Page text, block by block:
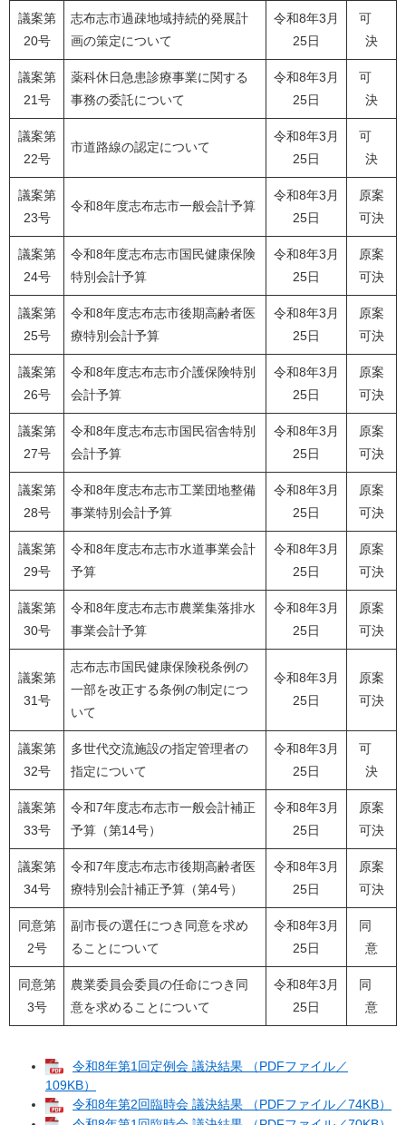
議案第
20号
志布志市過疎地域持続的発展計
画の策定について
令和8年3月
25日
可
決
議案第
21号
薬科休日急患診療事業に関する
事務の委託について
令和8年3月
25日
可
決
議案第
22号
市道路線の認定について
令和8年3月
25日
可
決
議案第
23号
令和8年度志布志市一般会計予算
令和8年3月
25日
原案
可決
議案第
24号
令和8年度志布志市国民健康保険
特別会計予算
令和8年3月
25日
原案
可決
議案第
25号
令和8年度志布志市後期高齢者医
療特別会計予算
令和8年3月
25日
原案
可決
議案第
26号
令和8年度志布志市介護保険特別
会計予算
令和8年3月
25日
原案
可決
議案第
27号
令和8年度志布志市国民宿舎特別
会計予算
令和8年3月
25日
原案
可決
議案第
28号
令和8年度志布志市工業団地整備
事業特別会計予算
令和8年3月
25日
原案
可決
議案第
29号
令和8年度志布志市水道事業会計
予算
令和8年3月
25日
原案
可決
議案第
30号
令和8年度志布志市農業集落排水
事業会計予算
令和8年3月
25日
原案
可決
議案第
31号
志布志市国民健康保険税条例の
一部を改正する条例の制定につ
いて
令和8年3月
25日
原案
可決
議案第
32号
多世代交流施設の指定管理者の
指定について
令和8年3月
25日
可
決
議案第
33号
令和7年度志布志市一般会計補正
予算（第14号）
令和8年3月
25日
原案
可決
議案第
34号
令和7年度志布志市後期高齢者医
療特別会計補正予算（第4号）
令和8年3月
25日
原案
可決
同意第
2号
副市長の選任につき同意を求め
ることについて
令和8年3月
25日
同
意
同意第
3号
農業委員会委員の任命につき同
意を求めることについて
令和8年3月
25日
同
意
令和8年第1回定例会 議決結果 （PDFファイル／
109KB）
令和8年第2回臨時会 議決結果 （PDFファイル／74KB）